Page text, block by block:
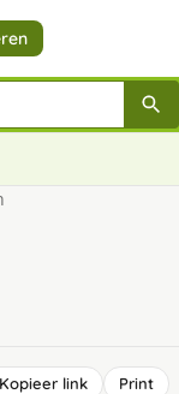
Kopieer link Print